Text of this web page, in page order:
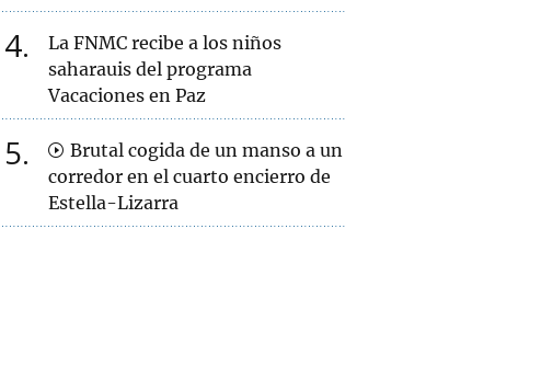
4
La FNMC recibe a los niños
saharauis del programa
Vacaciones en Paz
5
Brutal cogida de un manso a un
corredor en el cuarto encierro de
Estella-Lizarra